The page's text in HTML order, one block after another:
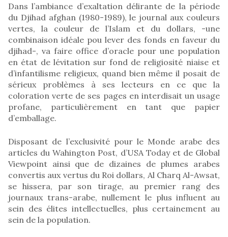
Dans l’ambiance d’exaltation délirante de la période
du Djihad afghan (1980-1989), le journal aux couleurs
vertes, la couleur de l’Islam et du dollars, -une
combinaison idéale pou lever des fonds en faveur du
djihad-, va faire office d’oracle pour une population
en état de lévitation sur fond de religiosité niaise et
d’infantilisme religieux, quand bien même il posait de
sérieux problèmes à ses lecteurs en ce que la
coloration verte de ses pages en interdisait un usage
profane, particulièrement en tant que papier
d’emballage.
Disposant de l’exclusivité pour le Monde arabe des
articles du Wahington Post, d’USA Today et de Global
Viewpoint ainsi que de dizaines de plumes arabes
convertis aux vertus du Roi dollars, Al Charq Al-Awsat,
se hissera, par son tirage, au premier rang des
journaux trans-arabe, nullement le plus influent au
sein des élites intellectuelles, plus certainement au
sein de la population.